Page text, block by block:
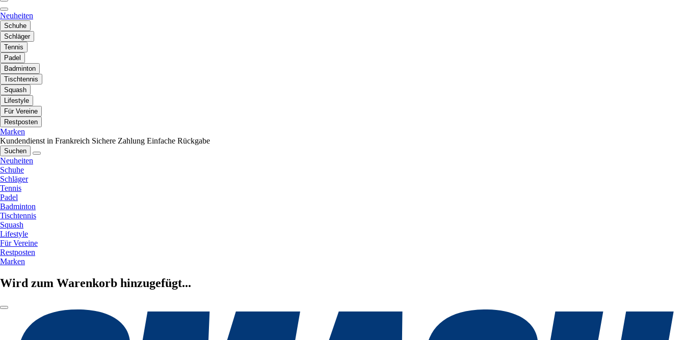
Neuheiten
Schuhe
Schläger
Tennis
Padel
Badminton
Tischtennis
Squash
Lifestyle
Für Vereine
Restposten
Marken
Kundendienst in Frankreich Sichere Zahlung Einfache Rückgabe
Suchen
Neuheiten
Schuhe
Schläger
Tennis
Padel
Badminton
Tischtennis
Squash
Lifestyle
Für Vereine
Restposten
Marken
Wird zum Warenkorb hinzugefügt...